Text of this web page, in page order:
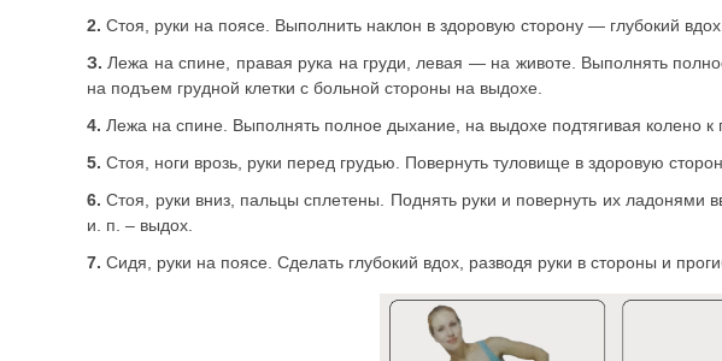
2. Стоя, руки на поясе. Выполнить наклон в здоровую сторону — глубокий
З. Лежа на спине, правая рука на груди, левая — на животе. Выполнять
на подъем грудной клетки с больной стороны на выдохе.
4. Лежа на спине. Выполнять полное дыхание, на выдохе подтягивая колено к
5. Стоя, ноги врозь, руки перед грудью. Повернуть туловище в здоровую
6. Стоя, руки вниз, пальцы сплетены. Поднять руки и повернуть их ладонями
и. п. – выдох.
7. Сидя, руки на поясе. Сделать глубокий вдох, разводя руки в стороны и